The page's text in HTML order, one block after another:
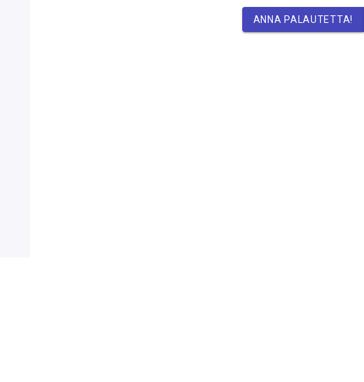
ANNA PALAUTETTA!